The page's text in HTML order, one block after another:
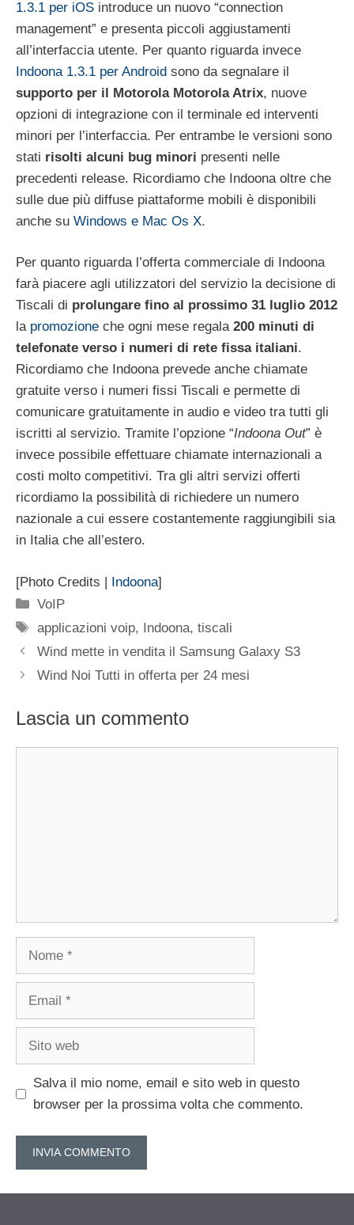
1.3.1 per iOS introduce un nuovo “connection
management” e presenta piccoli aggiustamenti
all’interfaccia utente. Per quanto riguarda invece
Indoona 1.3.1 per Android sono da segnalare il
supporto per il Motorola Motorola Atrix, nuove
opzioni di integrazione con il terminale ed interventi
minori per l’interfaccia. Per entrambe le versioni sono
stati risolti alcuni bug minori presenti nelle
precedenti release. Ricordiamo che Indoona oltre che
sulle due più diffuse piattaforme mobili è disponibili
anche su Windows e Mac Os X.
Per quanto riguarda l’offerta commerciale di Indoona
farà piacere agli utilizzatori del servizio la decisione di
Tiscali di prolungare fino al prossimo 31 luglio 2012
la promozione che ogni mese regala 200 minuti di
telefonate verso i numeri di rete fissa italiani.
Ricordiamo che Indoona prevede anche chiamate
gratuite verso i numeri fissi Tiscali e permette di
comunicare gratuitamente in audio e video tra tutti gli
iscritti al servizio. Tramite l’opzione “Indoona Out” è
invece possibile effettuare chiamate internazionali a
costi molto competitivi. Tra gli altri servizi offerti
ricordiamo la possibilità di richiedere un numero
nazionale a cui essere costantemente raggiungibili sia
in Italia che all’estero.
[Photo Credits | Indoona]
Categorie
VoIP
Tag
applicazioni voip, Indoona,tiscali
Wind mette in vendita il Samsung Galaxy S3
Wind Noi Tutti in offerta per 24 mesi
Lascia un commento
Nome
Email
Sito
Salva il mio nome, email e sito web in questo
browser per la prossima volta che commento.